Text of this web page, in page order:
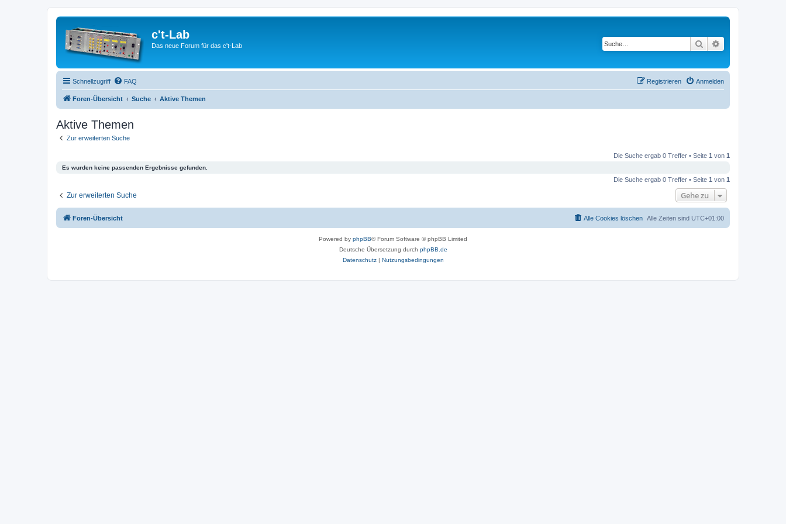
c't-Lab
Das neue Forum für das c't-Lab Suche
Schnellzugriff FAQ Anmelden
Registrieren
Foren-Übersicht Suche Aktive Themen
Aktive Themen
Zur erweiterten Suche
Die Suche ergab 0 Treffer • Seite 1 von 1
Es wurden keine passenden Ergebnisse gefunden.
Die Suche ergab 0 Treffer • Seite 1 von 1
Zur erweiterten Suche Gehe zu
Foren-Übersicht Alle Zeiten sind UTC+01:00
Alle Cookies löschen
Powered by phpBB® Forum Software © phpBB Limited
Deutsche Übersetzung durch phpBB.de
Datenschutz| Nutzungsbedingungen